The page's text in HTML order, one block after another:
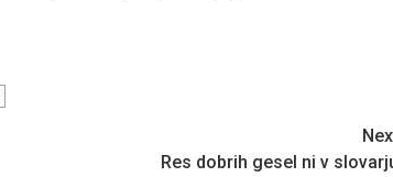
Res dobrih gesel ni v